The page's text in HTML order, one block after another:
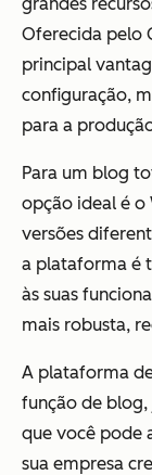
Oferecida pelo
principal
configuração,
para a
Para um blog
opção ideal é o
versões
a plataforma é
às suas
mais robusta,
A plataforma
função de
que você pode
sua empresa